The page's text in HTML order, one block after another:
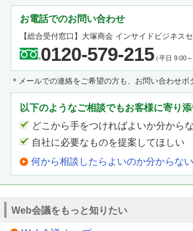
お電話でのお問い合わせ
【総合受付窓口】 大塚商会 インサイドビジネス
0120-579-215（平日 9:00～
＊メールでの連絡をご希望の方も、お問い合わせボ
以下のようなご相談でもお客様に寄り
どこから手をつければよいか分から
自社に必要なものを提案してほしい
何から相談したらよいのか分からな
Web会議をもっと知りたい